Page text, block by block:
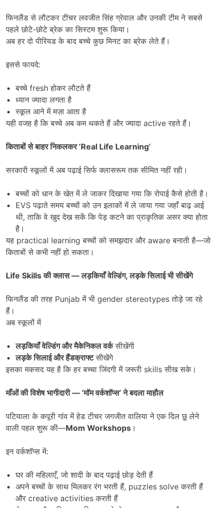
फिनलैंड से लौटकर टीचर लवजीत सिंह ग्रेवाल और उनकी टीम ने सबसे
पहले छोटे-छोटे ब्रेक का सिस्टम शुरू किया।
अब हर दो पीरियड के बाद बच्चे कुछ मिनट का ब्रेक लेते हैं।
इससे फायदे:
बच्चे fresh होकर लौटते हैं
ध्यान ज्यादा लगता है
स्कूल आने में मज़ा आता है
यही वजह है कि बच्चे अब कम थकते हैं और ज्यादा active रहते हैं।
किताबों से बाहर निकलकर ‘Real Life Learning’
सरकारी स्कूलों में अब पढ़ाई सिर्फ क्लासरूम तक सीमित नहीं रही।
बच्चों को धान के खेत में ले जाकर दिखाया गया कि रोपाई कैसे होती है।
EVS पढ़ाते समय बच्चों को उन इलाकों में ले जाया गया जहाँ बाढ़ आई
थी, ताकि वे खुद देख सकें कि पेड़ कटने का प्राकृतिक असर क्या होता
है।
यह practical learning बच्चों को समझदार और aware बनाती है—जो
किताबों से कभी नहीं हो सकता।
Life Skillsकी क्लास—लड़कियाँ वेल्डिंग,लड़के सिलाई भी सीखेंगे
फिनलैंड की तरह Punjab में भी gender stereotypes तोड़े जा रहे
हैं।
अब स्कूलों में
लड़कियाँ वेल्डिंग और मैकेनिकल वर्कसीखेंगी
लड़के सिलाई और हैंडक्राफ्टसीखेंगे
इसका मकसद यह है कि हर बच्चा जिंदगी में जरूरी skills सीख सके।
माँओं की विशेष भागीदारी— ‘मॉम वर्कशॉप्स’ने बदला माहौल
पटियाला के कपूरी गांव में हेड टीचर जगजीत वालिया ने एक दिल छू लेने
वाली पहल शुरू की—Mom Workshops ।
इन वर्कशॉप्स में:
घर की महिलाएँ, जो शादी के बाद पढ़ाई छोड़ देती हैं
अपने बच्चों के साथ मिलकर रंग भरती हैं, puzzles solve करती हैं
और creative activities करती हैं